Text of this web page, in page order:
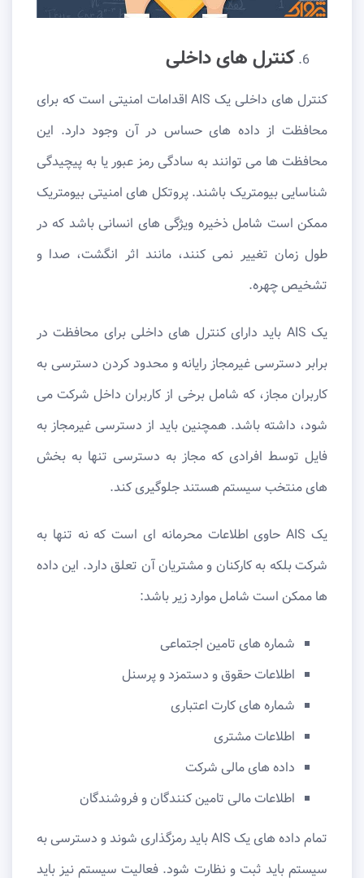
کنترل های داخلی
کنترل‌ های داخلی یک AIS اقدامات امنیتی است که برای
محافظت از داده‌ های حساس در آن وجود دارد. این
محافظت ها می توانند به سادگی رمز عبور یا به پیچیدگی
شناسایی بیومتریک باشند. پروتکل ‌های امنیتی بیومتریک
ممکن است شامل ذخیره ویژگی ‌های انسانی باشد که در
طول زمان تغییر نمی ‌کنند، مانند اثر انگشت، صدا و
تشخیص چهره.
یک AIS باید دارای کنترل‌ های داخلی برای محافظت در
برابر دسترسی غیرمجاز رایانه و محدود کردن دسترسی به
کاربران مجاز، که شامل برخی از کاربران داخل شرکت می
‌شود، داشته باشد. همچنین باید از دسترسی غیرمجاز به
فایل توسط افرادی که مجاز به دسترسی تنها به بخش‌
های منتخب سیستم هستند جلوگیری کند.
یک AIS حاوی اطلاعات محرمانه ای است که نه تنها به
شرکت بلکه به کارکنان و مشتریان آن تعلق دارد. این داده
ها ممکن است شامل موارد زیر باشد:
شماره های تامین اجتماعی
اطلاعات حقوق و دستمزد و پرسنل
شماره های کارت اعتباری
اطلاعات مشتری
داده های مالی شرکت
اطلاعات مالی تامین کنندگان و فروشندگان
تمام داده های یک AIS باید رمزگذاری شوند و دسترسی به
سیستم باید ثبت و نظارت شود. فعالیت سیستم نیز باید